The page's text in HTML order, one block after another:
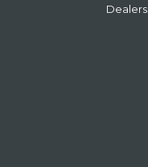
Dealers